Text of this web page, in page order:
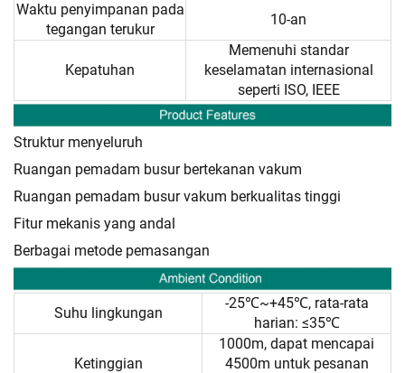
Waktu penyimpanan pada
tegangan terukur
10-an
Kepatuhan
Memenuhi standar
keselamatan internasional
seperti ISO, IEEE
Struktur menyeluruh
Ruangan pemadam busur bertekanan vakum
Ruangan pemadam busur vakum berkualitas tinggi
Fitur mekanis yang andal
Berbagai metode pemasangan
Suhu lingkungan
-25℃~+45℃, rata-rata
harian: ≤35℃
Ketinggian
1000m, dapat mencapai
4500m untuk pesanan